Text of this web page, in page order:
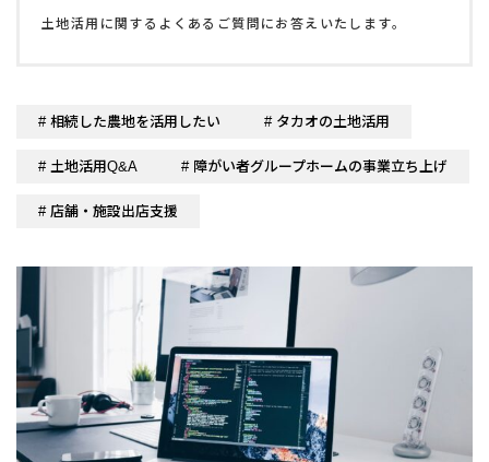
土地活用に関するよくあるご質問にお答えいたします。
# 相続した農地を活用したい # タカオの土地活用
# 土地活用Q&A # 障がい者グループホームの事業立ち上げ
# 店舗・施設出店支援